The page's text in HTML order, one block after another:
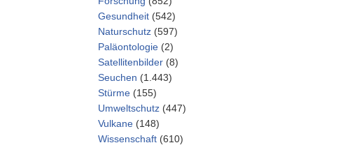
Gesundheit (542)
Naturschutz (597)
Paläontologie (2)
Satellitenbilder (8)
Seuchen (1.443)
Stürme (155)
Umweltschutz (447)
Vulkane (148)
Wissenschaft (610)